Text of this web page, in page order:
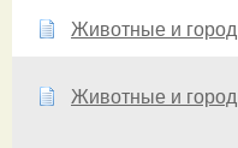
Животные и город
Животные и город